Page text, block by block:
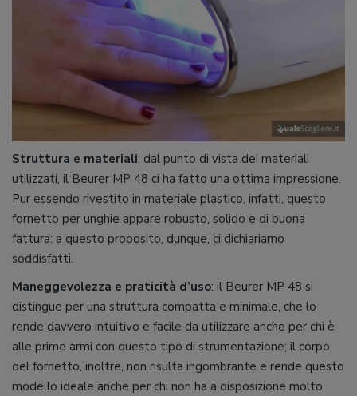
Struttura e materiali: dal punto di vista dei materiali
utilizzati, il Beurer MP 48 ci ha fatto una ottima impressione.
Pur essendo rivestito in materiale plastico, infatti, questo
fornetto per unghie appare robusto, solido e di buona
fattura: a questo proposito, dunque, ci dichiariamo
soddisfatti.
Maneggevolezza e praticità d’uso: il Beurer MP 48 si
distingue per una struttura compatta e minimale, che lo
rende davvero intuitivo e facile da utilizzare anche per chi è
alle prime armi con questo tipo di strumentazione; il corpo
del fornetto, inoltre, non risulta ingombrante e rende questo
modello ideale anche per chi non ha a disposizione molto